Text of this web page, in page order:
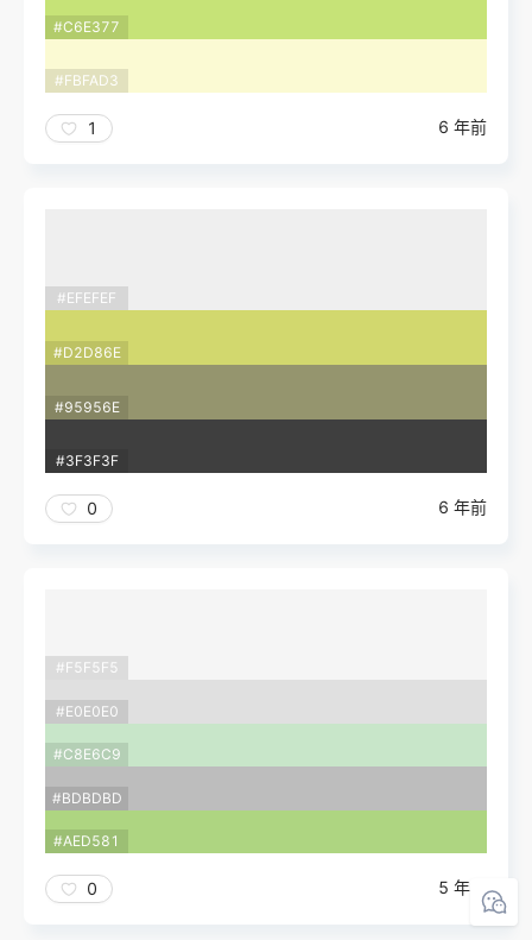
#C6E377
#FBFAD3
1 6 年前
#EFEFEF
#D2D86E
#95956E
#3F3F3F
0 6 年前
#F5F5F5
#E0E0E0
#C8E6C9
#BDBDBD
#AED581
0 5 年前